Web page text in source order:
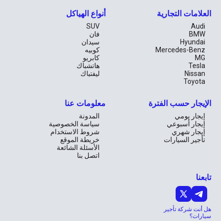
العلامات التجارية
Audi
BMW
Hyundai
Mercedes-Benz
MG
Tesla
Nissan
Toyota
أنواع الهياكل
SUV
فان
سيدان
كوبيه
كابريو
هاتشباك
ليفتباك
الإيجار حسب الفترة
إيجار يومي
إيجار أسبوعي
إيجار شهري
تأجير السيارات
معلومات عنا
المدونة
سياسة الخصوصية
شروط الاستخدام
خريطة الموقع
الأسئلة الشائعة
اتصل بنا
تابعنا
هل أنت شركة تأجير
سيارات؟